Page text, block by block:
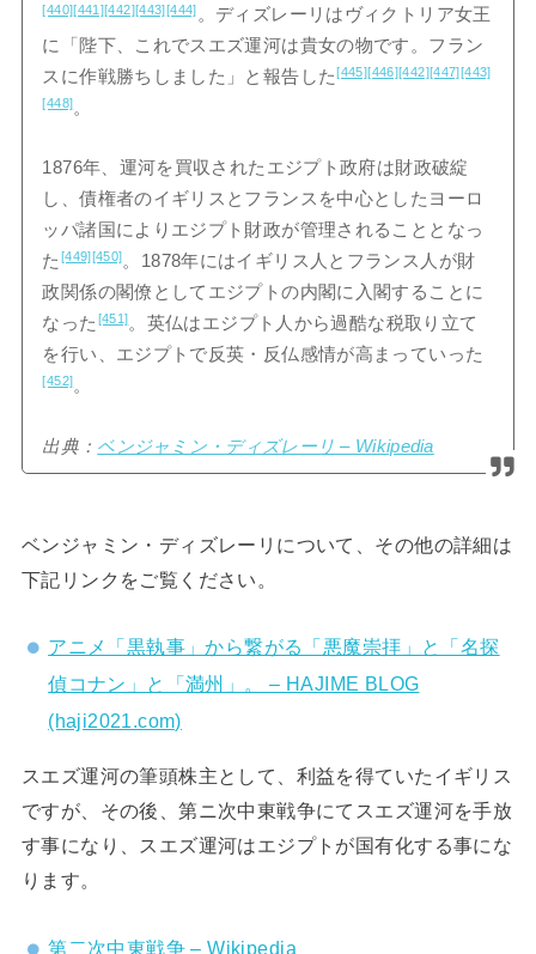
[440][441][442][443][444]。ディズレーリはヴィクトリア女王
に「陛下、これでスエズ運河は貴女の物です。フラン
スに作戦勝ちしました」と報告した[445][446][442][447][443]
[448]。
1876年、運河を買収されたエジプト政府は財政破綻
し、債権者のイギリスとフランスを中心としたヨーロ
ッパ諸国によりエジプト財政が管理されることとなっ
た [449][450]。1878年にはイギリス人とフランス人が財
政関係の閣僚としてエジプトの内閣に入閣することに
なった [451]。英仏はエジプト人から過酷な税取り立て
を行い、エジプトで反英・反仏感情が高まっていった
[452]。
出典： ベンジャミン・ディズレーリ – Wikipedia
ベンジャミン・ディズレーリについて、その他の詳細は
下記リンクをご覧ください。
アニメ「黒執事」から繋がる「悪魔崇拝」と「名探
偵コナン」と「満州」。 – HAJIME BLOG
(haji2021.com)
スエズ運河の筆頭株主として、利益を得ていたイギリス
ですが、その後、第ニ次中東戦争にてスエズ運河を手放
す事になり、スエズ運河はエジプトが国有化する事にな
ります。
第二次中東戦争 – Wikipedia